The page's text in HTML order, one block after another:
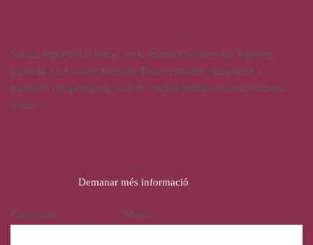
Sabata esportiva d’home, de la marca Skechers Air Slip-Ins,
plantilla Air Cooled Memory Foam extraíble, adaptable a
plantilles ortopèdiques, sola de resalite antilliscant amb càmera
d’aire
Demanar més informació
Categories: , Marca: